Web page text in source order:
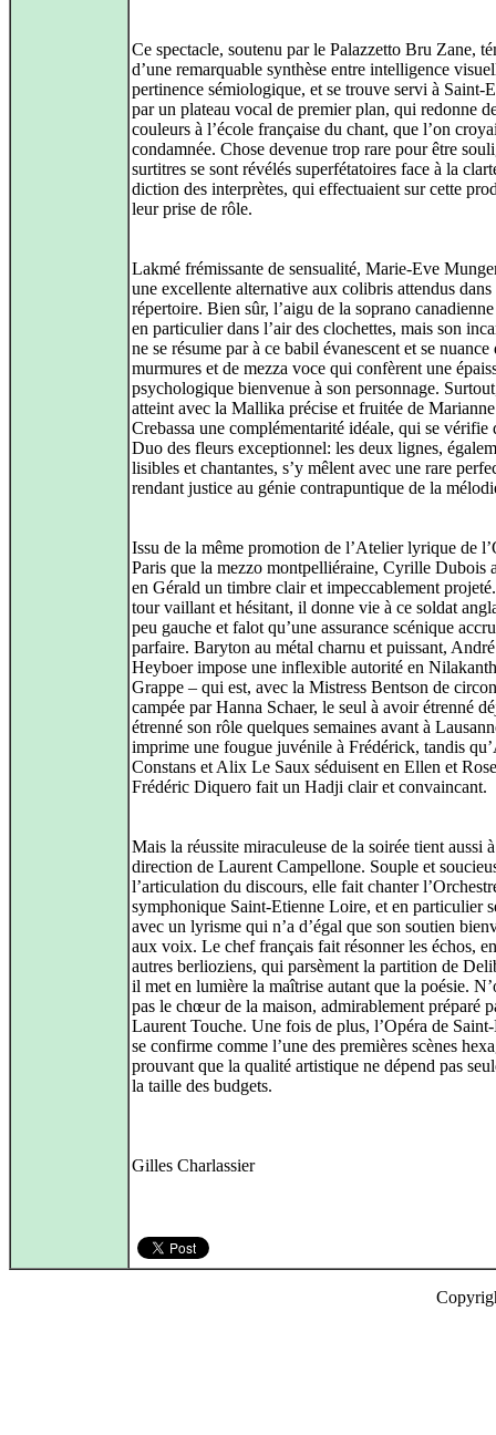
Ce spectacle, soutenu par le Palazzetto Bru Zane,
d’une remarquable synthèse entre intelligence
pertinence sémiologique, et se trouve servi à Saint-
par un plateau vocal de premier plan, qui redonne
couleurs à l’école française du chant, que l’on
condamnée. Chose devenue trop rare pour être
surtitres se sont révélés superfétatoires face à la
diction des interprètes, qui effectuaient sur cette
leur prise de rôle.
Lakmé frémissante de sensualité, Marie-Eve
une excellente alternative aux colibris attendus dans
répertoire. Bien sûr, l’aigu de la soprano
en particulier dans l’air des clochettes, mais son
ne se résume par à ce babil évanescent et se nuance
murmures et de mezza voce qui confèrent une
psychologique bienvenue à son personnage.
atteint avec la Mallika précise et fruitée de Marianne
Crebassa une complémentarité idéale, qui se vérifie
Duo des fleurs exceptionnel: les deux lignes,
lisibles et chantantes, s’y mêlent avec une rare
rendant justice au génie contrapuntique de la
Issu de la même promotion de l’Atelier lyrique de
Paris que la mezzo montpelliéraine, Cyrille Dubois
en Gérald un timbre clair et impeccablement
tour vaillant et hésitant, il donne vie à ce soldat
peu gauche et falot qu’une assurance scénique
parfaire. Baryton au métal charnu et puissant, André
Heyboer impose une inflexible autorité en
Grappe – qui est, avec la Mistress Bentson de
campée par Hanna Schaer, le seul à avoir étrenné
étrenné son rôle quelques semaines avant à
imprime une fougue juvénile à Frédérick, tandis
Constans et Alix Le Saux séduisent en Ellen et
Frédéric Diquero fait un Hadji clair et convaincant.
Mais la réussite miraculeuse de la soirée tient aussi
direction de Laurent Campellone. Souple et
l’articulation du discours, elle fait chanter
symphonique Saint-Etienne Loire, et en particulier
avec un lyrisme qui n’a d’égal que son soutien
aux voix. Le chef français fait résonner les échos,
autres berlioziens, qui parsèment la partition de
il met en lumière la maîtrise autant que la poésie.
pas le chœur de la maison, admirablement préparé
Laurent Touche. Une fois de plus, l’Opéra de
se confirme comme l’une des premières scènes
prouvant que la qualité artistique ne dépend pas
la taille des budgets.
Gilles Charlassier